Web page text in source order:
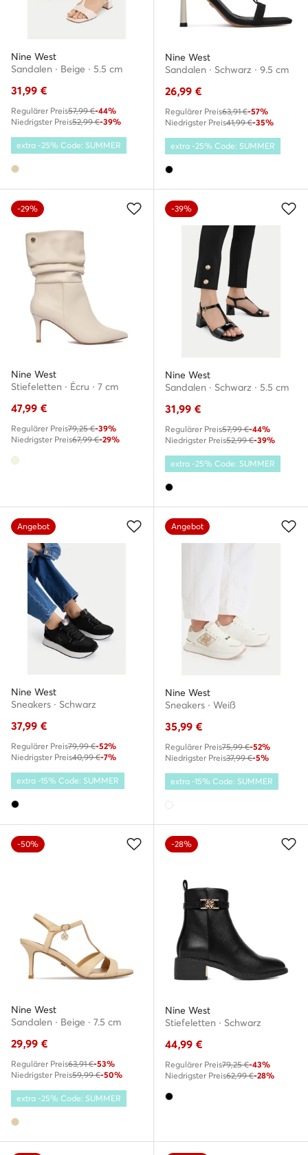
Nine West
Sandalen · Beige · 5.5 cm
31,99 €
Regulärer Preis57,99 €-44%
Niedrigster Preis52,99 €-39%
extra -25% Code: SUMMER
Nine West
Sandalen · Schwarz · 9.5 cm
26,99 €
Regulärer Preis63,91 €-57%
Niedrigster Preis41,99 €-35%
extra -25% Code: SUMMER
-29%
Nine West
Stiefeletten · Écru · 7 cm
47,99 €
Regulärer Preis79,25 €-39%
Niedrigster Preis67,99 €-29%
-39%
Nine West
Sandalen · Schwarz · 5.5 cm
31,99 €
Regulärer Preis57,99 €-44%
Niedrigster Preis52,99 €-39%
extra -25% Code: SUMMER
Angebot
Nine West
Sneakers · Schwarz
37,99 €
Regulärer Preis79,99 €-52%
Niedrigster Preis40,99 €-7%
extra -15% Code: SUMMER
Angebot
Nine West
Sneakers · Weiß
35,99 €
Regulärer Preis75,99 €-52%
Niedrigster Preis37,99 €-5%
extra -15% Code: SUMMER
-50%
Nine West
Sandalen · Beige · 7.5 cm
29,99 €
Regulärer Preis63,91 €-53%
Niedrigster Preis59,99 €-50%
extra -25% Code: SUMMER
-28%
Nine West
Stiefeletten · Schwarz
44,99 €
Regulärer Preis79,25 €-43%
Niedrigster Preis62,99 €-28%